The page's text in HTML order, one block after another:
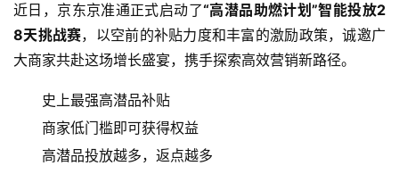
近日，京东京准通正式启动了“高潜品助燃计划”智能投放2
8天挑战赛，以空前的补贴力度和丰富的激励政策，诚邀广
大商家共赴这场增长盛宴，携手探索高效营销新路径。
史上最强高潜品补贴
商家低门槛即可获得权益
高潜品投放越多，返点越多